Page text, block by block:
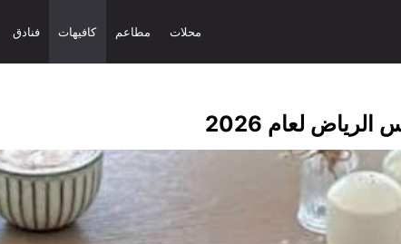
محلات مطاعم كافيهات فنادق